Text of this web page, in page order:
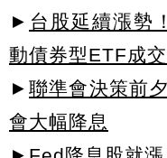
► 台股延續漲勢
動債券型ETF成
► 聯準會決策前
會大幅降息